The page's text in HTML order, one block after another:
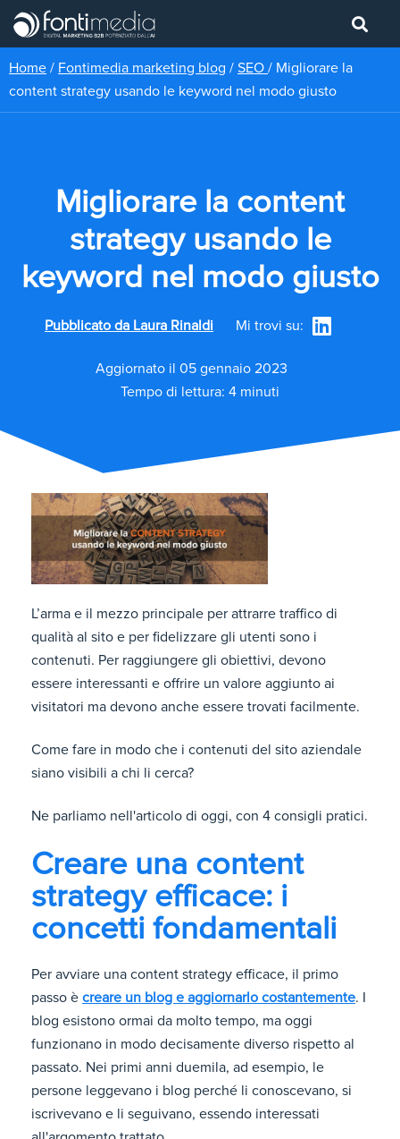
Home / Fontimedia marketing blog / SEO / Migliorare la
content strategy usando le keyword nel modo giusto
Migliorare la content
strategy usando le
keyword nel modo giusto
Pubblicato da Laura Rinaldi Mi trovi su:
Aggiornato il 05 gennaio 2023
Tempo di lettura: 4 minuti
L’arma e il mezzo principale per attrarre traffico di
qualità al sito e per fidelizzare gli utenti sono i
contenuti. Per raggiungere gli obiettivi, devono
essere interessanti e offrire un valore aggiunto ai
visitatori ma devono anche essere trovati facilmente.
Come fare in modo che i contenuti del sito aziendale
siano visibili a chi li cerca?
Ne parliamo nell'articolo di oggi, con 4 consigli pratici.
Creare una content
strategy efficace: i
concetti fondamentali
Per avviare una content strategy efficace, il primo
passo è creare un blog e aggiornarlo costantemente. I
blog esistono ormai da molto tempo, ma oggi
funzionano in modo decisamente diverso rispetto al
passato. Nei primi anni duemila, ad esempio, le
persone leggevano i blog perché li conoscevano, si
iscrivevano e li seguivano, essendo interessati